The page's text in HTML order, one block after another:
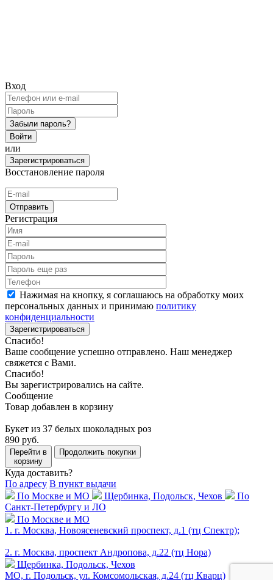
Вход
Забыли пароль?
Войти
или
Зарегистрироваться
Восстановление пароля
Отправить
Регистрация
Нажимая на кнопку, я соглашаюсь на обработку моих
персональных данных и принимаю политику
конфиденциальности
Зарегистрироваться
Спасибо!
Ваше сообщение успешно отправлено. Наш менеджер
свяжется с Вами.
Спасибо!
Вы зарегистрировались на сайте.
Сообщение
Товар добавлен в корзину
Букет из 37 белых шоколадных роз
890 руб.
Перейти в
корзину
Продолжить покупки
Куда доставить?
По адресу В пункт выдачи
По Москве и МО
Щербинка, Подольск, Чехов
По
Санкт-Петербургу и ЛО
По Москве и МО
1. г. Москва, Новоясеневский проспект, д.1 (тц Спектр);
2. г. Москва, проспект Андропова, д.22 (тц Нора)
Щербинка, Подольск, Чехов
МО, г. Подольск, ул. Комсомольская, д.24 (тц Кварц)